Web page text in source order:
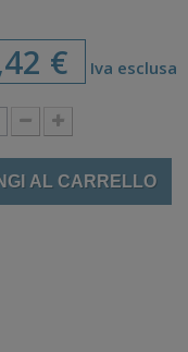
€ Iva esclusa
AL CARRELLO